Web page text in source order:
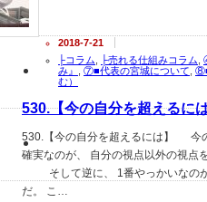
2018-7-21
├コラム
├売れる仕組みコラム
み』
⑦■代表の宮城について
む）
530.【今の自分を超えるに
530.【今の自分を超えるには】 今
確実なのが、 自分の視点以外の視点
そして逆に、 1番やっかいなのが
だ。 こ…